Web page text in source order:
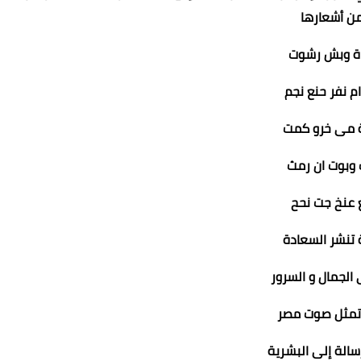
أشعارها
وبش رشوت
نفر حنع نجم
مى خرو كمت
وبوت ان رمث
عنخ جت نحح
تنشر السعادة
و السرور
تمثل صوت مصر
إلى البشرية